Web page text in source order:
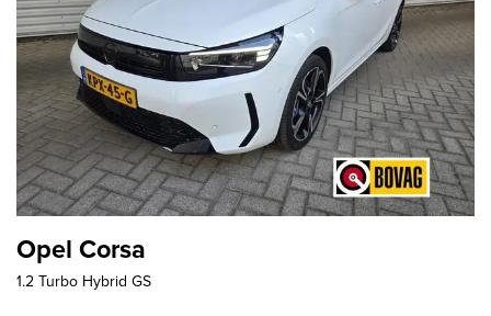
Opel Corsa
1.2 Turbo Hybrid GS